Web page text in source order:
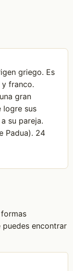
griego. Es
franco.
gran
logre sus
su pareja.
Padua). 24
encontrar